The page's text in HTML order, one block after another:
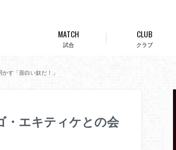
試合
MATCH
クラブ
CLUB
す「面白い奴だ！」
・エキティケとの会